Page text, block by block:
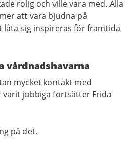
rolig och ville vara med. Alla
att vara bjudna på
sig inspireras för framtida
vårdnadshavarna
mycket kontakt med
jobbiga fortsätter Frida
på det.